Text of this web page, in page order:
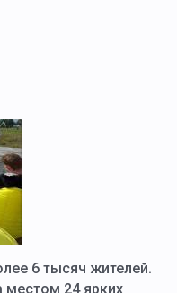
6 тысяч жителей.
24 ярких